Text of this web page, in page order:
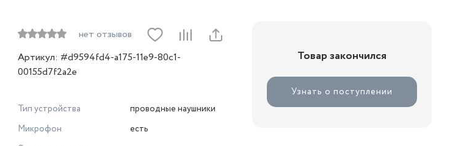
нет отзывов
Артикул: #d9594fd4-a175-11e9-80c1-
00155d7f2a2e
Тип устройства
проводные наушники
Микрофон
есть
Товар закончился
Узнать о поступлении